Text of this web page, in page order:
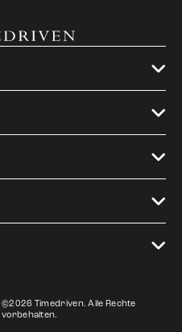
©2026 Timedriven. Alle Rechte
vorbehalten.